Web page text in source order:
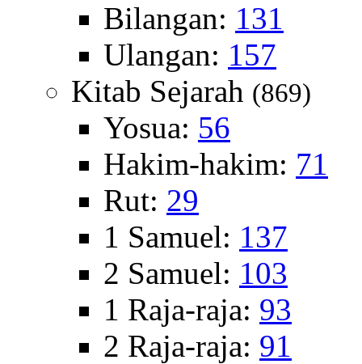
Bilangan: 131
Ulangan: 157
Kitab Sejarah (869)
Yosua: 56
Hakim-hakim: 71
Rut: 29
1 Samuel: 137
2 Samuel: 103
1 Raja-raja: 93
2 Raja-raja: 91